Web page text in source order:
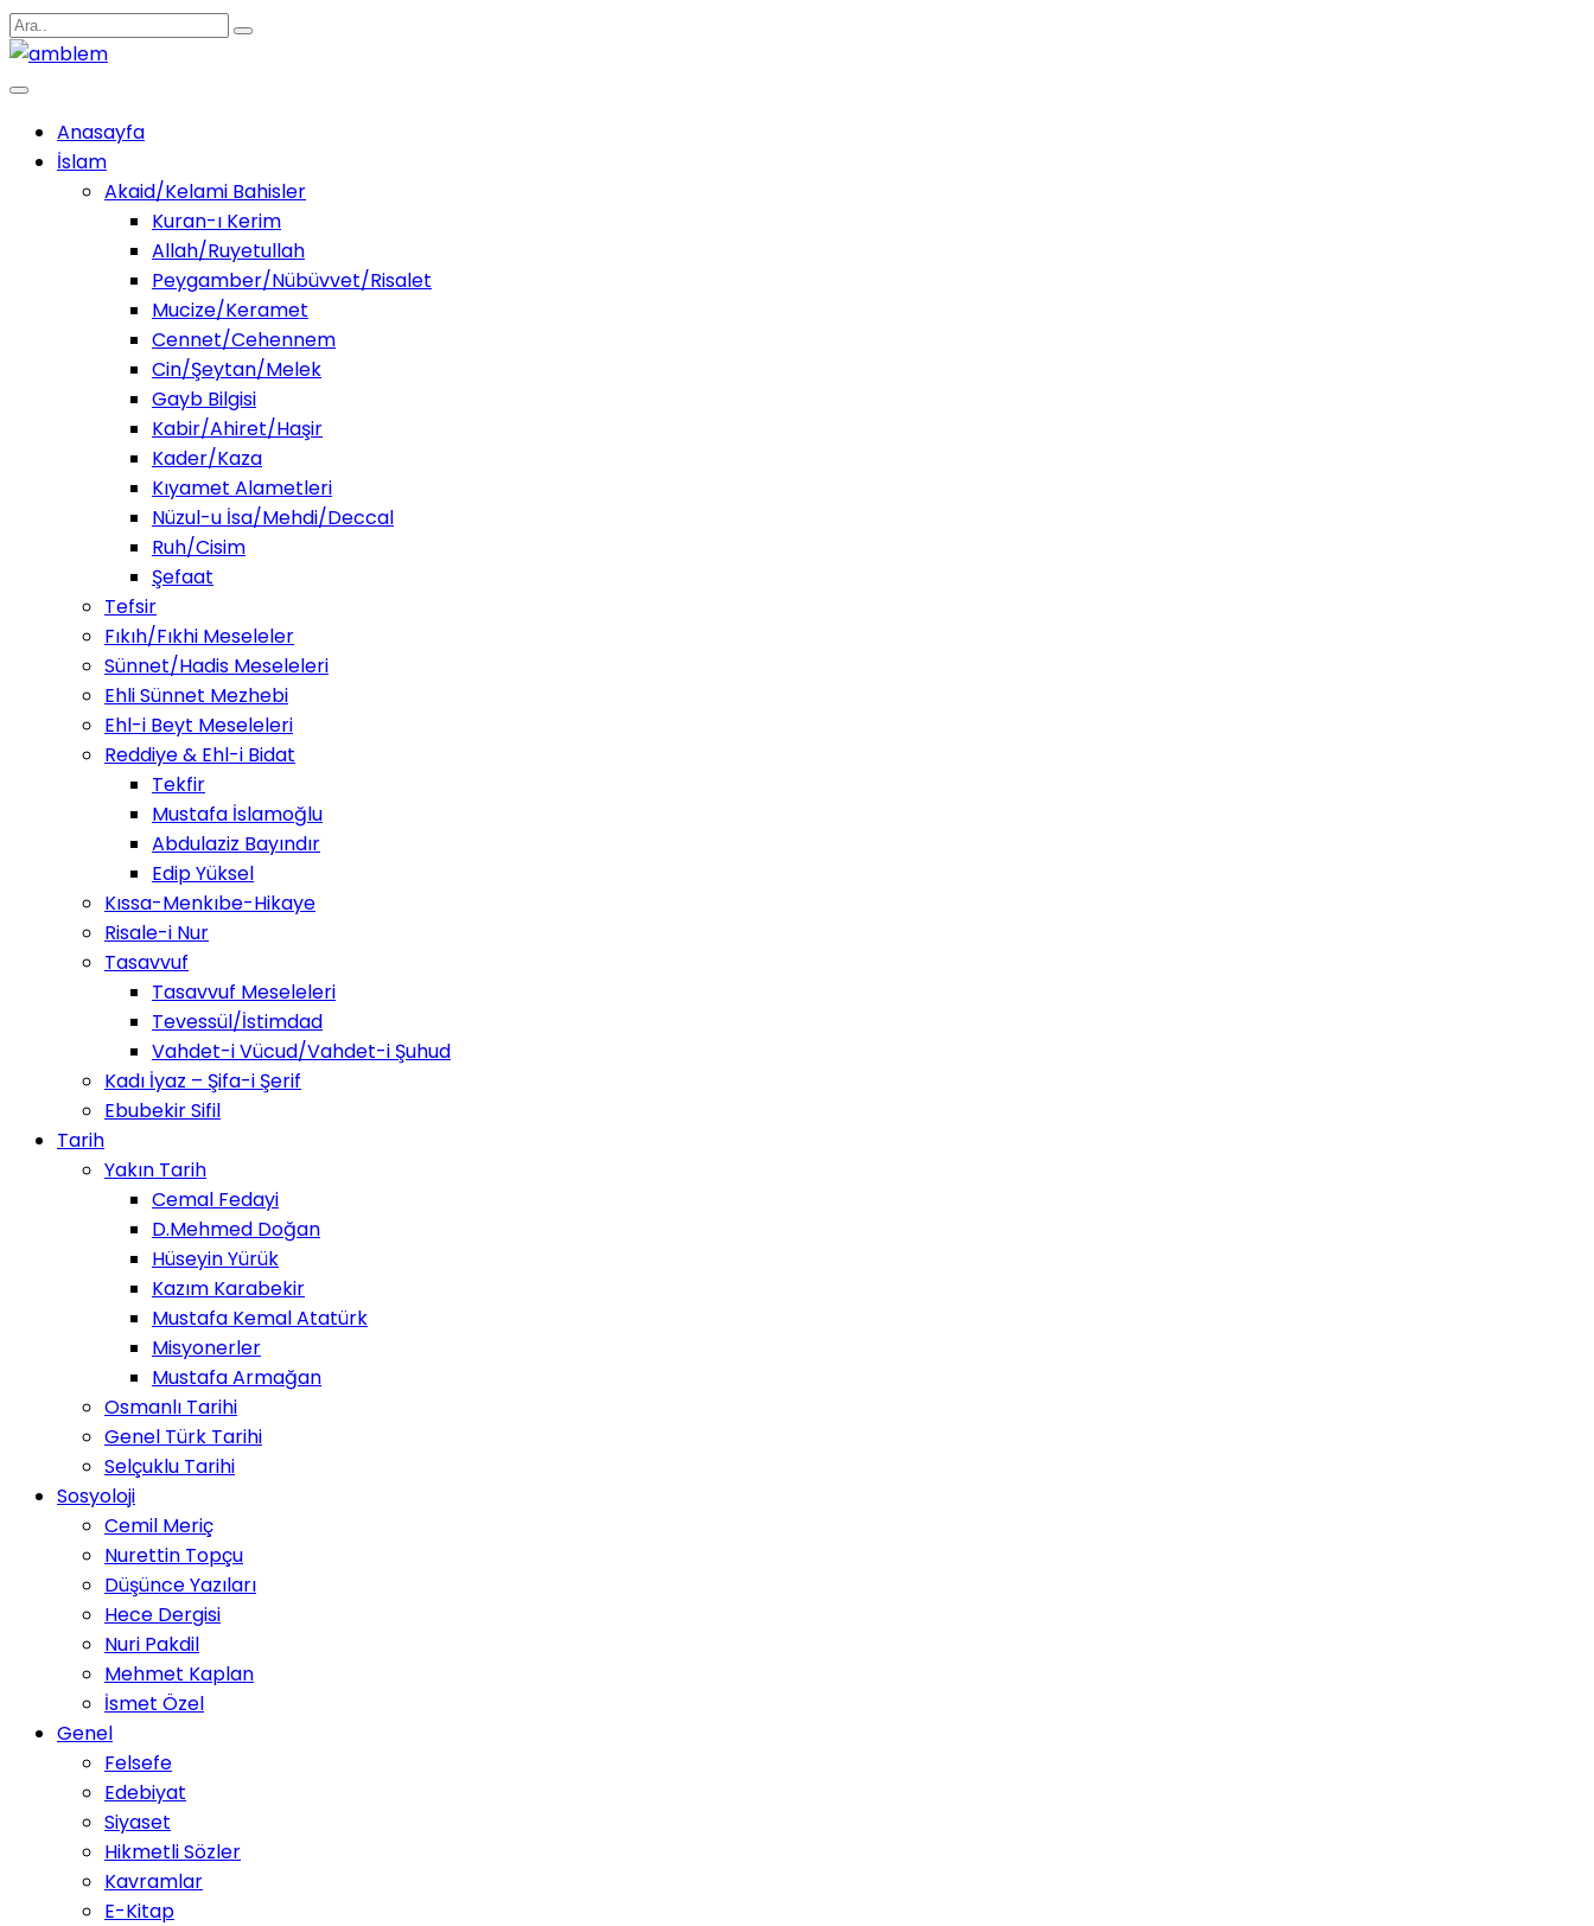
Anasayfa
İslam
Akaid/Kelami Bahisler
Kuran-ı Kerim
Allah/Ruyetullah
Peygamber/Nübüvvet/Risalet
Mucize/Keramet
Cennet/Cehennem
Cin/Şeytan/Melek
Gayb Bilgisi
Kabir/Ahiret/Haşir
Kader/Kaza
Kıyamet Alametleri
Nüzul-u İsa/Mehdi/Deccal
Ruh/Cisim
Şefaat
Tefsir
Fıkıh/Fıkhi Meseleler
Sünnet/Hadis Meseleleri
Ehli Sünnet Mezhebi
Ehl-i Beyt Meseleleri
Reddiye & Ehl-i Bidat
Tekfir
Mustafa İslamoğlu
Abdulaziz Bayındır
Edip Yüksel
Kıssa-Menkıbe-Hikaye
Risale-i Nur
Tasavvuf
Tasavvuf Meseleleri
Tevessül/İstimdad
Vahdet-i Vücud/Vahdet-i Şuhud
Kadı İyaz – Şifa-i Şerif
Ebubekir Sifil
Tarih
Yakın Tarih
Cemal Fedayi
D.Mehmed Doğan
Hüseyin Yürük
Kazım Karabekir
Mustafa Kemal Atatürk
Misyonerler
Mustafa Armağan
Osmanlı Tarihi
Genel Türk Tarihi
Selçuklu Tarihi
Sosyoloji
Cemil Meriç
Nurettin Topçu
Düşünce Yazıları
Hece Dergisi
Nuri Pakdil
Mehmet Kaplan
İsmet Özel
Genel
Felsefe
Edebiyat
Siyaset
Hikmetli Sözler
Kavramlar
E-Kitap